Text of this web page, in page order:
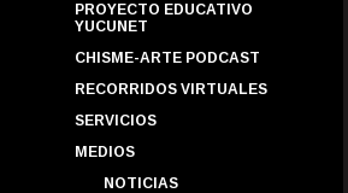
PROYECTO EDUCATIVO
YUCUNET
CHISME-ARTE PODCAST
RECORRIDOS VIRTUALES
SERVICIOS
MEDIOS
NOTICIAS